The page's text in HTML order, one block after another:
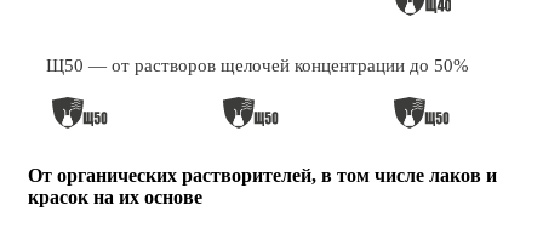
Щ50 — от растворов щелочей концентрации до 50%
От органических растворителей, в том числе лаков и
красок на их основе